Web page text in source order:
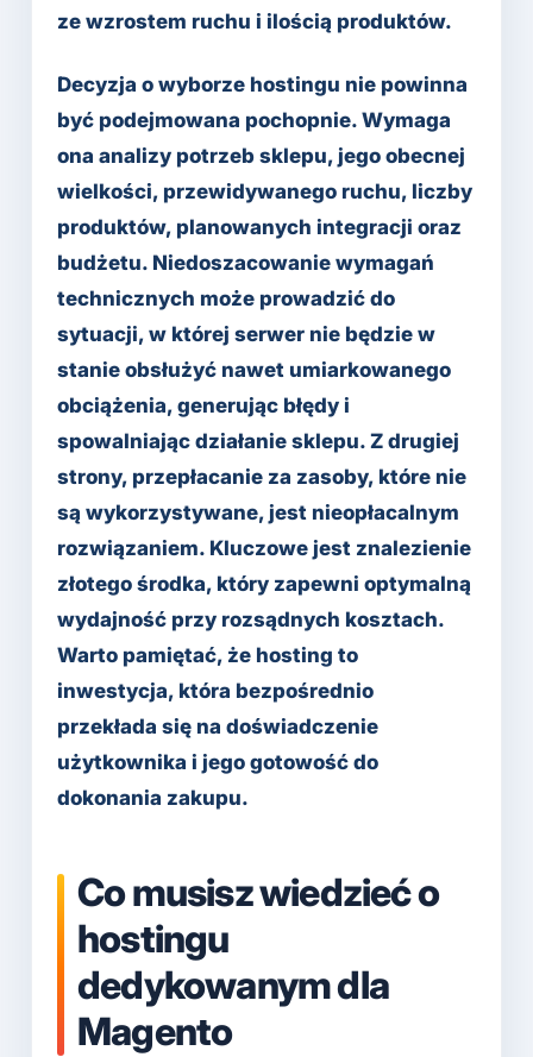
ze wzrostem ruchu i ilością produktów.
Decyzja o wyborze hostingu nie powinna
być podejmowana pochopnie. Wymaga
ona analizy potrzeb sklepu, jego obecnej
wielkości, przewidywanego ruchu, liczby
produktów, planowanych integracji oraz
budżetu. Niedoszacowanie wymagań
technicznych może prowadzić do
sytuacji, w której serwer nie będzie w
stanie obsłużyć nawet umiarkowanego
obciążenia, generując błędy i
spowalniając działanie sklepu. Z drugiej
strony, przepłacanie za zasoby, które nie
są wykorzystywane, jest nieopłacalnym
rozwiązaniem. Kluczowe jest znalezienie
złotego środka, który zapewni optymalną
wydajność przy rozsądnych kosztach.
Warto pamiętać, że hosting to
inwestycja, która bezpośrednio
przekłada się na doświadczenie
użytkownika i jego gotowość do
dokonania zakupu.
Co musisz wiedzieć o
hostingu
dedykowanym dla
Magento